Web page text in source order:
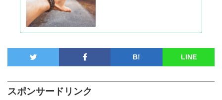
B! LINE
スポンサードリンク